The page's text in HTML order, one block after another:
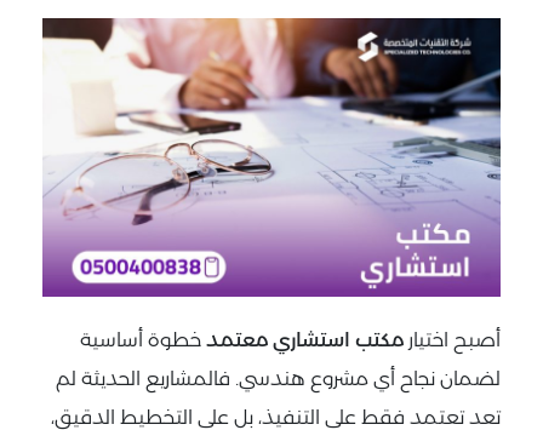
أصبح اختيار مكتب استشاري معتمد خطوة أساسية
لضمان نجاح أي مشروع هندسي. فالمشاريع الحديثة لم
تعد تعتمد فقط على التنفيذ، بل على التخطيط الدقيق،